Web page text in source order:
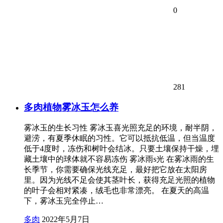
0
281
多肉植物雾冰玉怎么养
雾冰玉的生长习性 雾冰玉喜光照充足的环境，耐半阴，
避涝，有夏季休眠的习性。它可以抵抗低温，但当温度
低于4度时，冻伤和树叶会结冰。只要土壤保持干燥，埋
藏土壤中的球体就不容易冻伤 雾冰雨s光 在雾冰雨的生
长季节，你需要确保光线充足，最好把它放在太阳房
里。因为光线不足会使其茎叶长，获得充足光照的植物
的叶子会相对紧凑，绒毛也非常漂亮。 在夏天的高温
下，雾冰玉完全停止…
多肉 2022年5月7日